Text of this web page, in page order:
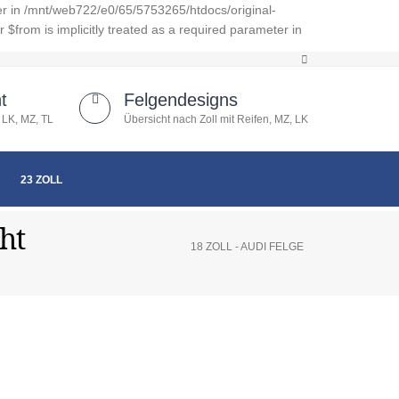
in /mnt/web722/e0/65/5753265/htdocs/original-
is implicitly treated as a required parameter in
MZ, TL
Felgendesigns
Übersicht nach Zoll mit Reifen, MZ, LK
23 ZOLL
18 ZOLL - AUDI FELGE